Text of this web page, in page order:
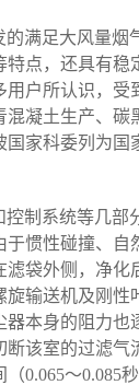
满足大风量烟
点，还具有稳
户所认识，受
凝土生产、碳
家科委列为国
制系统等几部
惯性碰撞、自
袋外侧，净化
输送机及刚性
本身的阻力也
该室的过滤气
0.065～0.085